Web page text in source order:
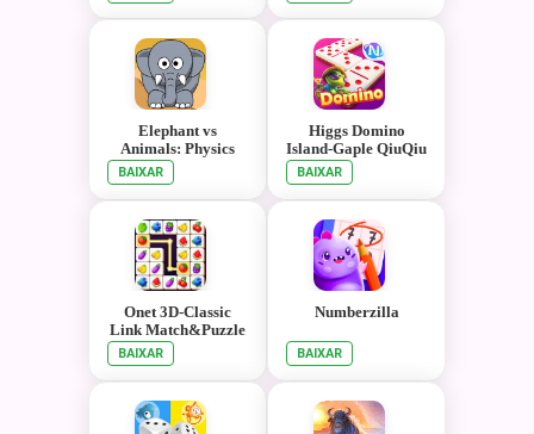
Elephant vs
Animals: Physics
BAIXAR
Higgs Domino
Island-Gaple QiuQiu
Poker Game Online
BAIXAR
Onet 3D-Classic
Link Match&Puzzle
Game
BAIXAR
Numberzilla
BAIXAR